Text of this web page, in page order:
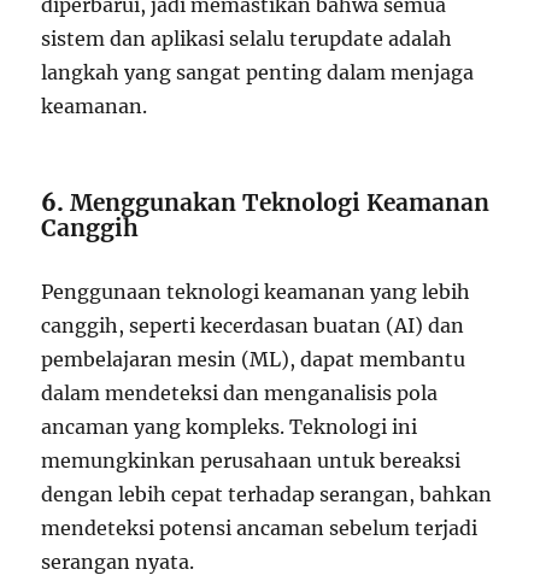
sistem dan aplikasi selalu terupdate adalah
langkah yang sangat penting dalam menjaga
keamanan.
6.Menggunakan Teknologi Keamanan
Canggih
Penggunaan teknologi keamanan yang lebih
canggih, seperti kecerdasan buatan (AI) dan
pembelajaran mesin (ML), dapat membantu
dalam mendeteksi dan menganalisis pola
ancaman yang kompleks. Teknologi ini
memungkinkan perusahaan untuk bereaksi
dengan lebih cepat terhadap serangan, bahkan
mendeteksi potensi ancaman sebelum terjadi
serangan nyata.